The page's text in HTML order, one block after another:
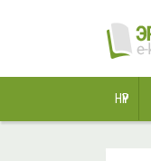
НҮҮР